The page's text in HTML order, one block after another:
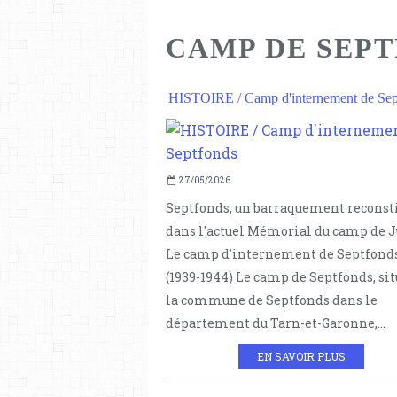
CAMP DE
HISTOIRE / Camp d'internement de
27/05/2026
Septfonds, un barraquement
dans l'actuel Mémorial du camp de
Le camp d'internement de
(1939-1944) Le camp de Septfonds,
la commune de Septfonds dans le
département du Tarn-et-Garonne,...
EN SAVOIR PLUS